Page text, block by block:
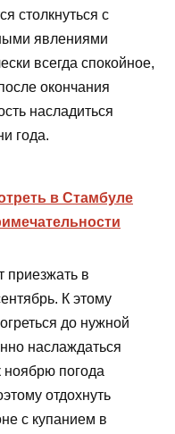
столкнуться с
явлениями
всегда спокойное,
окончания
насладиться
года.
в Стамбуле
приезжать в
К этому
до нужной
наслаждаться
погода
отдохнуть
с купанием в